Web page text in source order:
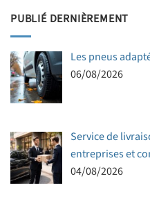
PUBLIÉ DERNIÈREMENT
Les pneus
06/08/2026
Service de
entreprises et
04/08/2026